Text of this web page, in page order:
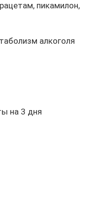
пикамилон,
алкоголя
на 3 дня